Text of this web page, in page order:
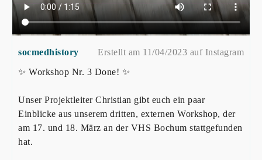
socmedhistory
Erstellt am 11/04/2023 auf Instagram
✨ Workshop Nr. 3 Done! ✨
Unser Projektleiter Christian gibt euch ein paar
Einblicke aus unserem dritten, externen Workshop, der
am 17. und 18. März an der VHS Bochum stattgefunden
hat.